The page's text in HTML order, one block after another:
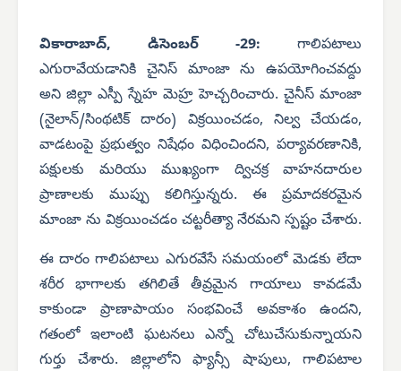
వికారాబాద్, డిసెంబర్ -29: గాలిపటాలు
ఎగురావేయడానికి చైనిస్ మాంజా ను ఉపయోగించవద్దు
అని జిల్లా ఎస్పీ స్నేహ మెహ్ర హెచ్చరించారు. చైనీస్ మాంజా
(నైలాన్/సింథటిక్ దారం) విక్రయించడం, నిల్వ చేయడం,
వాడటంపై ప్రభుత్వం నిషేధం విధించిందని, పర్యావరణానికి,
పక్షులకు మరియు ముఖ్యంగా ద్విచక్ర వాహనదారుల
ప్రాణాలకు ముప్పు కలిగిస్తున్నరు. ఈ ప్రమాదకరమైన
మాంజా ను విక్రయించడం చట్టరీత్యా నేరమని స్పష్టం చేశారు.
ఈ దారం గాలిపటాలు ఎగురవేసే సమయంలో మెడకు లేదా
శరీర భాగాలకు తగిలితే తీవ్రమైన గాయాలు కావడమే
కాకుండా ప్రాణాపాయం సంభవించే అవకాశం ఉందని,
గతంలో ఇలాంటి ఘటనలు ఎన్నో చోటుచేసుకున్నాయని
గుర్తు చేశారు. జిల్లాలోని ఫ్యాన్సీ షాపులు, గాలిపటాల